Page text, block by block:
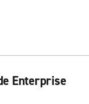
Enterprise